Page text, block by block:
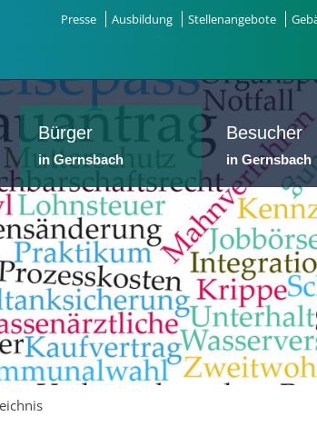
Presse Ausbildung Stellenangebote
Bürger
in Gernsbach
Besucher
in Gernsbach